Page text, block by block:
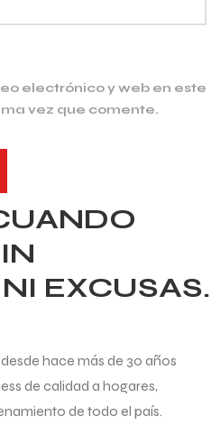
electrónico y web en este
vez que comente.
EXCUSAS.
hace más de 30 años
de calidad a hogares,
de todo el país.